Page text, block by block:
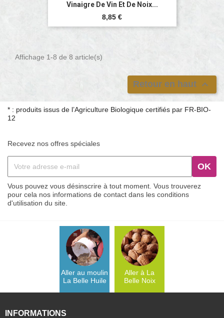
Vinaigre De Vin Et De Noix...
Prix
8,85 €
Affichage 1-8 de 8 article(s)
Retour en haut 
* : produits issus de l’Agriculture Biologique certifiés par FR-BIO-
12
Recevez nos offres spéciales
Vous pouvez vous désinscrire à tout moment. Vous trouverez
pour cela nos informations de contact dans les conditions
d'utilisation du site.
Aller au moulin
La Belle Huile
Aller à La
Belle Noix
INFORMATIONS